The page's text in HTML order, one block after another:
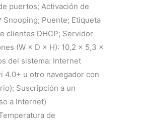
puertos; Activación de
Puente; Etiqueta
clientes DHCP; Servidor
(W × D × H): 10,2 × 5,3 ×
del sistema: Internet
4.0+ u otro navegador con
Suscripción a un
a Internet)
de